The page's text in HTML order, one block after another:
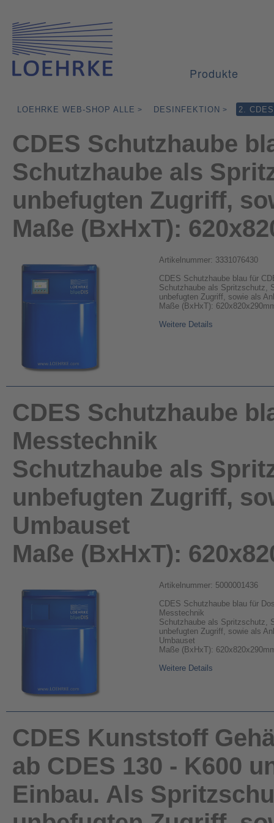
Produkte
LOEHRKE WEB-SHOP ALLE > DESINFEKTION > 2.
CDES Schutzhaube
Schutzhaube als
unbefugten Zugriff,
Maße (BxHxT):
Artikelnummer: 3331076430
CDES Schutzhaube blau für
Schutzhaube als Spritzschutz,
unbefugten Zugriff, sowie als
Maße (BxHxT):
Weitere Details
CDES Schutzhaube
Messtechnik
Schutzhaube als
unbefugten Zugriff,
Umbauset
Maße (BxHxT):
Artikelnummer: 5000001436
CDES Schutzhaube blau für
Messtechnik
Schutzhaube als Spritzschutz,
unbefugten Zugriff, sowie als
Umbauset
Maße (BxHxT):
Weitere Details
CDES Kunststoff
ab CDES 130 - K600
Einbau. Als